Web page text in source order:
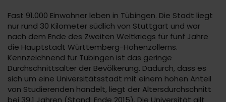
Fast 91.000 Einwohner leben in Tübingen. Die Stadt liegt
nur rund 30 Kilometer südlich von Stuttgart und war
nach dem Ende des Zweiten Weltkriegs für fünf Jahre
die Hauptstadt Württemberg-Hohenzollerns.
Kennzeichnend für Tübingen ist das geringe
Durchschnittsalter der Bevölkerung. Dadurch, dass es
sich um eine Universitätsstadt mit einem hohen Anteil
von Studierenden handelt, liegt der Altersdurchschnitt
bei 39,1 Jahren (Stand: Ende 2015). Die Universität gilt